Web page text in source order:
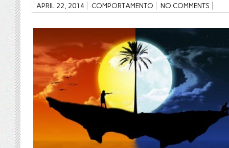
APRIL 22, 2014 COMPORTAMENTO NO COMMENTS